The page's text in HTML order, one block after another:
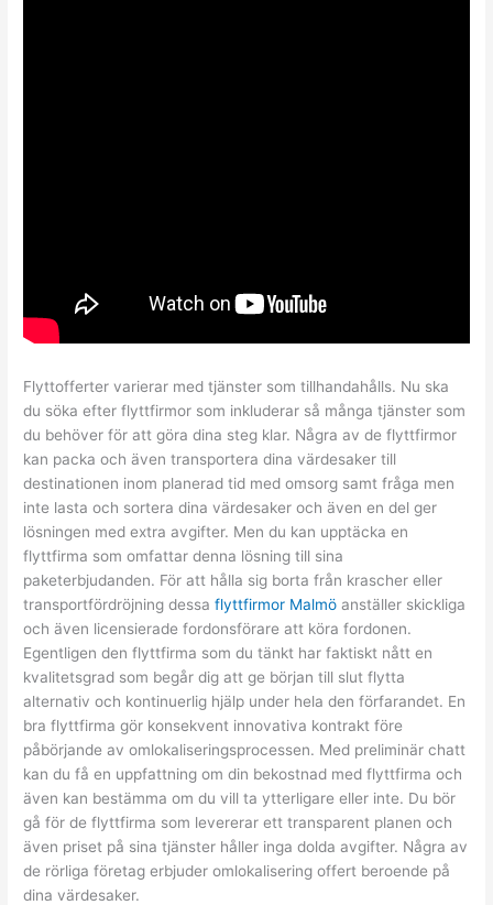
Flyttofferter varierar med tjänster som tillhandahålls. Nu ska
du söka efter flyttfirmor som inkluderar så många tjänster som
du behöver för att göra dina steg klar. Några av de flyttfirmor
kan packa och även transportera dina värdesaker till
destinationen inom planerad tid med omsorg samt fråga men
inte lasta och sortera dina värdesaker och även en del ger
lösningen med extra avgifter. Men du kan upptäcka en
flyttfirma som omfattar denna lösning till sina
paketerbjudanden. För att hålla sig borta från krascher eller
transportfördröjning dessaflyttfirmor Malmö anställer skickliga
och även licensierade fordonsförare att köra fordonen.
Egentligen den flyttfirma som du tänkt har faktiskt nått en
kvalitetsgrad som begår dig att ge början till slut flytta
alternativ och kontinuerlig hjälp under hela den förfarandet. En
bra flyttfirma gör konsekvent innovativa kontrakt före
påbörjande av omlokaliseringsprocessen. Med preliminär chatt
kan du få en uppfattning om din bekostnad med flyttfirma och
även kan bestämma om du vill ta ytterligare eller inte. Du bör
gå för de flyttfirma som levererar ett transparent planen och
även priset på sina tjänster håller inga dolda avgifter. Några av
de rörliga företag erbjuder omlokalisering offert beroende på
dina värdesaker.